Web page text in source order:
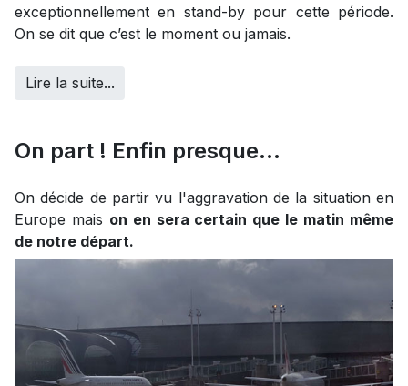
exceptionnellement en stand-by pour cette période.
On se dit que c’est le moment ou jamais.
Lire la suite...
On part ! Enfin presque...
On décide de partir vu l'aggravation de la situation en
Europe mais on en sera certain que le matin même
de notre départ.